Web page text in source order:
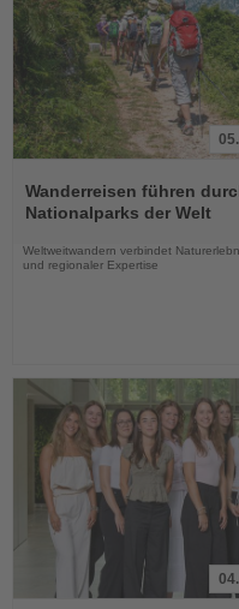
Sie
die
Nachrichten
Wanderreisen führen
Nationalparks der Welt
Weltweitwandern verbindet
und regionaler Expertise